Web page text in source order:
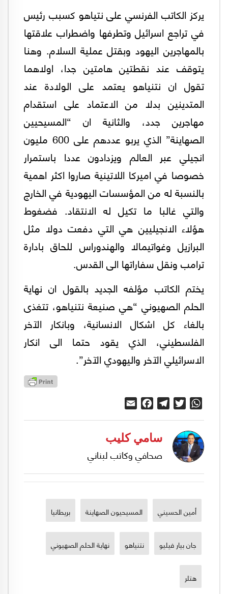
يركز الكاتب الفرنسي على نتياهو كسبب رئيس
في تراجع اسرائيل وتطرفها واضطراب علاقتها
بالمهاجرين اليهود وبقتل عملية السلام. وهنا
يتوقف عند نقطتين هامتين جدا، اولاهما
تقول ان نتنياهو يعتمد على الولادة عند
المتدينين بدلا من الاعتماد على استقدام
مهاجرين جدد، والثانية ان “المسيحيين
الصهاينة” الذي يربو عددهم على 600 مليون
انجيلي عبر العالم ويزدادون عددا باستمرار
خصوصا في اميركا اللاتينية صاروا اكثر اهمية
بالنسبة له من المؤسسات اليهودية في الخارج
والتي غالبا ما تكيل له الانتقاد. فضغوط
هؤلاء الانجيليين هي التي دفعت دولا مثل
البرازيل وغواتيمالا والهندوراس للحاق بادارة
ترامب ونقل سفاراتها الى القدس.
يختم الكاتب مؤلفه الجديد بالقول ان نهاية
الحلم الصهيوني “هي صنيعة نتنياهو، تتغذى
بالغاء كل اشكال الانسانية، وبانكار الآخر
الفلسطيني، الذي يقود حتما الى انكار
الاسرائيلي الآخر واليهودي الآخر”.
WhatsApp
Twitter
Telegram
Facebook
سامي كليب
صحافي وكاتب لبناني
أمين الحسيني المسيحيون الصهاينة بريطانيا
جان بيار فيليو نتنياهو نهاية الحلم الصهيوني
هتلر